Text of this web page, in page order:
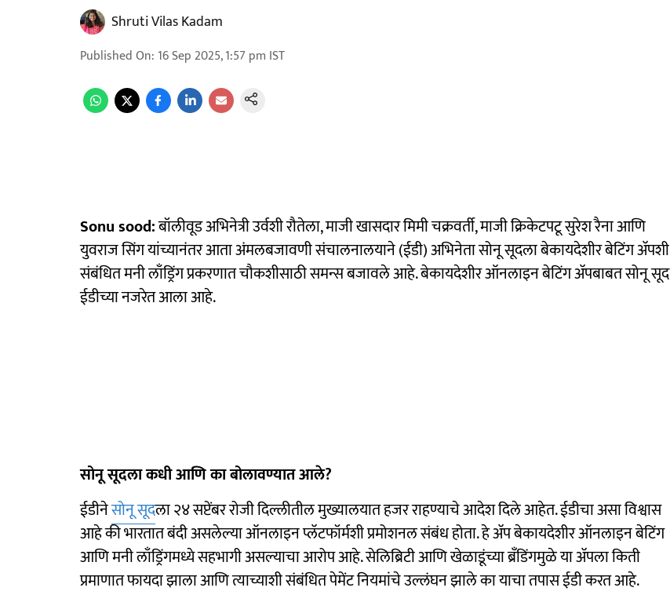
Shruti Vilas Kadam
Published On: 16 Sep 2025, 1:57 pm IST
Sonu sood:बॉलीवूड अभिनेत्री उर्वशी रौतेला, माजी खासदार मिमी चक्रवर्ती, माजी क्रिकेटपटू सुरेश रैना आणि
युवराज सिंग यांच्यानंतर आता अंमलबजावणी संचालनालयाने (ईडी) अभिनेता सोनू सूदला बेकायदेशीर बेटिंग अ‍ॅपशी
संबंधित मनी लाँड्रिंग प्रकरणात चौकशीसाठी समन्स बजावले आहे. बेकायदेशीर ऑनलाइन बेटिंग अ‍ॅपबाबत सोनू सूद
ईडीच्या नजरेत आला आहे.
सोनू सूदला कधी आणि का बोलावण्यात आले?
ईडीनेसोनू सूदला २४ सप्टेंबर रोजी दिल्लीतील मुख्यालयात हजर राहण्याचे आदेश दिले आहेत. ईडीचा असा विश्वास
आहे की भारतात बंदी असलेल्या ऑनलाइन प्लॅटफॉर्मशी प्रमोशनल संबंध होता. हे अ‍ॅप बेकायदेशीर ऑनलाइन बेटिंग
आणि मनी लाँड्रिंगमध्ये सहभागी असल्याचा आरोप आहे. सेलिब्रिटी आणि खेळाडूंच्या ब्रँडिंगमुळे या अ‍ॅपला किती
प्रमाणात फायदा झाला आणि त्याच्याशी संबंधित पेमेंट नियमांचे उल्लंघन झाले का याचा तपास ईडी करत आहे.